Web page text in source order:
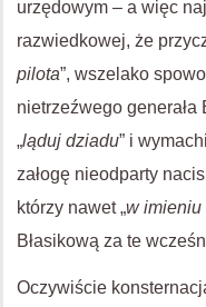
urzędowym – a więc
razwiedkowej, że
pilota”, wszelako
nietrzeźwego generała
„ląduj dziadu” i
załogę nieodparty
którzy nawet „w imieniu
Błasikową za te
Oczywiście